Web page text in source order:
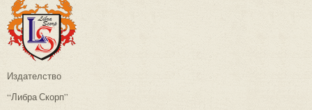
Издателство
“Либра Скорп”